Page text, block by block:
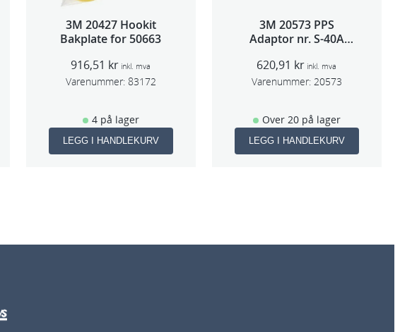
3M 20427 Hookit
Bakplate for 50663
916,51 kr inkl. mva
Varenummer: 83172
4 på lager
LEGG I HANDLEKURV
3M 20573 PPS
Adaptor nr. S-40A
620,91 kr inkl. mva
Varenummer: 20573
Over 20 på lager
LEGG I HANDLEKURV